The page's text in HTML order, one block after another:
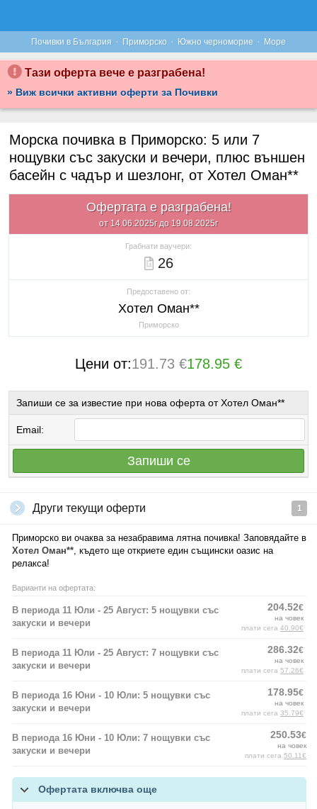
Почивки в България · Приморско · Южно черноморие · Море
Тази оферта вече е разграбена!
» Виж всички активни оферти за Почивки
Морска почивка в Приморско: 5 или 7
нощувки със закуски и вечери, плюс външен
басейн с чадър и шезлонг, от Хотел Оман**
Офертата е разграбена!
от 14.06.2025г до 19.08.2025г
Грабнати ваучери:
26
Предоставено от:
Хотел Оман**
Приморско
Цени от:191.73 €178.95 €
Запиши се за известие при нова оферта от Хотел Оман**
Email:
Запиши се
Други текущи оферти 1
Приморско ви очаква за незабравима лятна почивка! Заповядайте в
Хотел Оман**, където ще откриете един същински оазис на
релакса!
Варианти на офертата:
В периода 11 Юли - 25 Август: 5 нощувки със
закуски и вечери
204.52€
на човек
плати сега 40.90€
В периода 11 Юли - 25 Август: 7 нощувки със
закуски и вечери
286.32€
на човек
плати сега 57.26€
В периода 16 Юни - 10 Юли: 5 нощувки със
закуски и вечери
178.95€
на човек
плати сега 35.79€
В периода 16 Юни - 10 Юли: 7 нощувки със
закуски и вечери
250.53€
на човек
плати сега 50.11€
Офертата включва още